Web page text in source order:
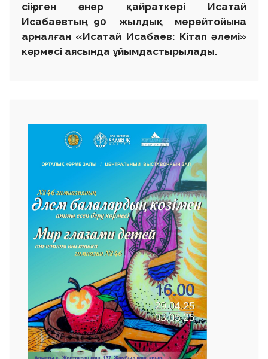
сіңірген өнер қайраткері Исатай
Исабаевтың 90 жылдық мерейтойына
арналған «Исатай Исабаев: Кітап әлемі»
көрмесі аясында ұйымдастырылады.